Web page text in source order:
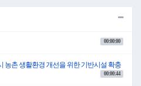
00:00:00
농촌 생활환경 개선을 위한 기반시설 확충
00:00:44